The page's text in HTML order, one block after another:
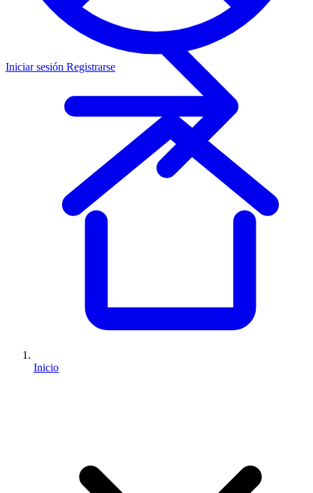
Iniciar sesión Registrarse
Inicio